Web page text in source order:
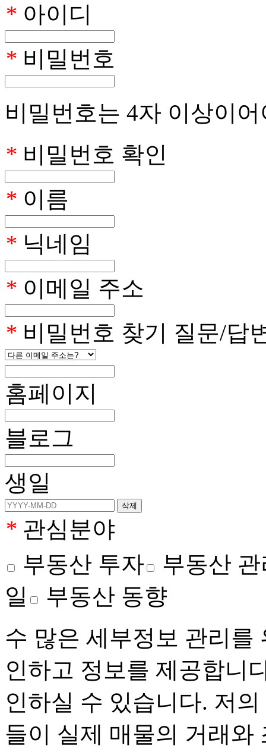
* 아이디
* 비밀번호
비밀번호는 4자 이상이
* 비밀번호 확인
* 이름
* 닉네임
* 이메일 주소
* 비밀번호 찾기 질문/답
홈페이지
블로그
생일
* 관심분야
부동산 투자
부동산
일
부동산 동향
수 많은 세부정보 관리를
인하고 정보를 제공합니
인하실 수 있습니다. 저
들이 실제 매물의 거래와